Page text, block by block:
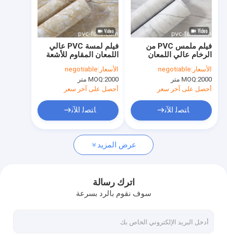
معلومات عنا
جولة في المعمل
رقابة جودة
اتصل بنا
أخبار
احباط الأثاث البلاستيكية
احباط الحبوب الخشبية البلاستيكية
فيلم لمسة PVC عالي
اللمعان المقاوم للأشعة
فوق البنفسجية للغطاءات
البلاستيكية للنوافذ
الأسعار:negotiable
MOQ:2000 متر
أحصل على آخر سعر
ﺎﺘﺼﻟ ﺍﻶﻧ
فيلم ملمس PVC من
الرخام عالي اللمعان
للغطاء البلاستيكي للنوافذ
الأسعار:negotiable
MOQ:2000 متر
أحصل على آخر سعر
ﺎﺘﺼﻟ ﺍﻶﻧ
عرض المزيد
اترك رسالة
سوف نقوم بالرد بسرعة